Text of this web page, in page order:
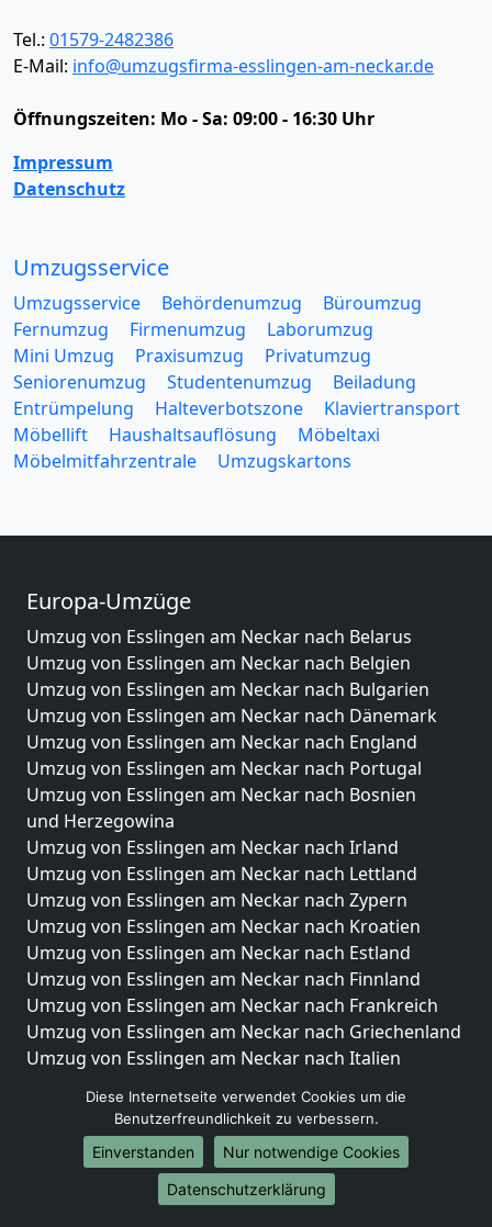
Tel.: 01579-2482386
E-Mail: info@umzugsfirma-esslingen-am-neckar.de
Öffnungszeiten: Mo - Sa: 09:00 - 16:30 Uhr
Impressum
Datenschutz
Umzugsservice
Umzugsservice Behördenumzug
Büroumzug
Fernumzug
Firmenumzug
Laborumzug
Mini Umzug
Praxisumzug
Privatumzug
Seniorenumzug
Studentenumzug
Beiladung
Entrümpelung
Halteverbotszone
Klaviertransport
Möbellift
Haushaltsauflösung
Möbeltaxi
Möbelmitfahrzentrale
Umzugskartons
Europa-Umzüge
Umzug von Esslingen am Neckar nach Belarus
Umzug von Esslingen am Neckar nach Belgien
Umzug von Esslingen am Neckar nach Bulgarien
Umzug von Esslingen am Neckar nach Dänemark
Umzug von Esslingen am Neckar nach England
Umzug von Esslingen am Neckar nach Portugal
Umzug von Esslingen am Neckar nach Bosnien
und Herzegowina
Umzug von Esslingen am Neckar nach Irland
Umzug von Esslingen am Neckar nach Lettland
Umzug von Esslingen am Neckar nach Zypern
Umzug von Esslingen am Neckar nach Kroatien
Umzug von Esslingen am Neckar nach Estland
Umzug von Esslingen am Neckar nach Finnland
Umzug von Esslingen am Neckar nach Frankreich
Umzug von Esslingen am Neckar nach Griechenland
Umzug von Esslingen am Neckar nach Italien
Umzug von Esslingen am Neckar nach Luxemburg
Umzug von Esslingen am Neckar nach Niederlande
Umzug von Esslingen am Neckar nach Norwegen
Umzüge-Deutschlandweit
Diese Internetseite verwendet Cookies um die
Benutzerfreundlichkeit zu verbessern.
Einverstanden
Nur notwendige Cookies
Datenschutzerklärung